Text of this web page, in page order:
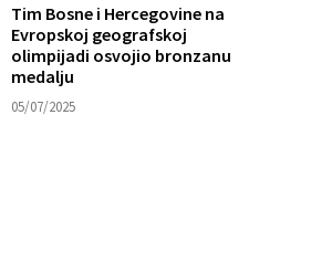
Tim Bosne i Hercegovine na
Evropskoj geografskoj
olimpijadi osvojio bronzanu
medalju
05/07/2025